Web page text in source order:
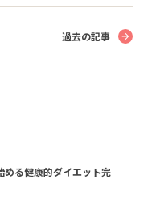
過去の記事
める健康的ダイエット完